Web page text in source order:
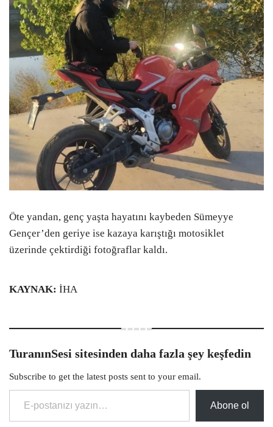
Öte yandan, genç yaşta hayatını kaybeden Sümeyye
Gençer’den geriye ise kazaya karıştığı motosiklet
üzerinde çektirdiği fotoğraflar kaldı.
KAYNAK: İHA
TuranınSesi sitesinden daha fazla şey keşfedin
Subscribe to get the latest posts sent to your email.
E-postanızı yazın…
Abone ol